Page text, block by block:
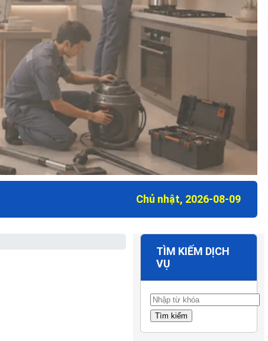
Chủ nhật, 2026-08-09
TÌM KIẾM DỊCH
VỤ